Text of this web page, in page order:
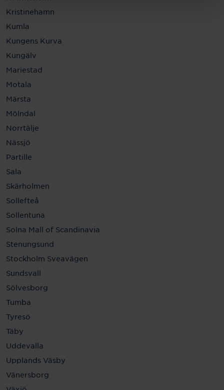
Kristinehamn
Kumla
Kungens Kurva
Kungälv
Mariestad
Motala
Märsta
Mölndal
Norrtälje
Nässjö
Partille
Sala
Skärholmen
Sollefteå
Sollentuna
Solna Mall of Scandinavia
Stenungsund
Stockholm Sveavägen
Sundsvall
Sölvesborg
Tumba
Tyresö
Täby
Uddevalla
Upplands Väsby
Vänersborg